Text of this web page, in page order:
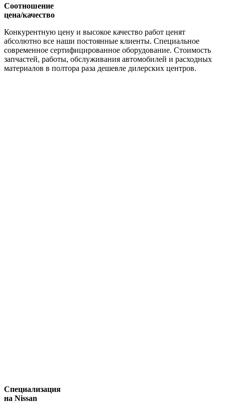
Соотношение
цена/качество
Конкурентную цену и высокое качество работ ценят
абсолютно все наши постоянные клиенты. Специальное
современное сертифицированное оборудование. Стоимость
запчастей, работы, обслуживания автомобилей и расходных
материалов в полтора раза дешевле дилерских центров.
Специализация
на Nissan